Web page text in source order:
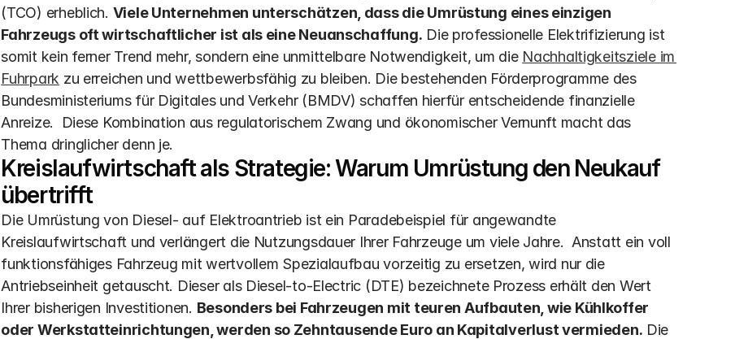
(TCO) erheblich. Viele Unternehmen unterschätzen, dass die Umrüstung eines einzigen
Fahrzeugs oft wirtschaftlicher ist als eine Neuanschaffung. Die professionelle Elektrifizierung ist
somit kein ferner Trend mehr, sondern eine unmittelbare Notwendigkeit, um die Nachhaltigkeitsziele im
Fuhrpark zu erreichen und wettbewerbsfähig zu bleiben. Die bestehenden Förderprogramme des
Bundesministeriums für Digitales und Verkehr (BMDV) schaffen hierfür entscheidende finanzielle
Anreize.  Diese Kombination aus regulatorischem Zwang und ökonomischer Vernunft macht das
Thema dringlicher denn je.
Kreislaufwirtschaft als Strategie: Warum Umrüstung den Neukauf
übertrifft
Die Umrüstung von Diesel- auf Elektroantrieb ist ein Paradebeispiel für angewandte
Kreislaufwirtschaft und verlängert die Nutzungsdauer Ihrer Fahrzeuge um viele Jahre.  Anstatt ein voll
funktionsfähiges Fahrzeug mit wertvollem Spezialaufbau vorzeitig zu ersetzen, wird nur die
Antriebseinheit getauscht. Dieser als Diesel-to-Electric (DTE) bezeichnete Prozess erhält den Wert
Ihrer bisherigen Investitionen. Besonders bei Fahrzeugen mit teuren Aufbauten, wie Kühlkoffer
oder Werkstatteinrichtungen, werden so Zehntausende Euro an Kapitalverlust vermieden. Die